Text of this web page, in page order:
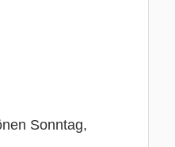
Sonntag,